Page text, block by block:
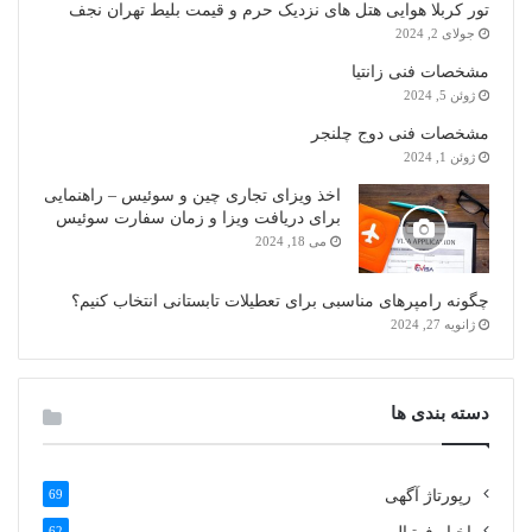
تور کربلا هوایی هتل های نزدیک حرم و قیمت بلیط تهران نجف
جولای 2, 2024
مشخصات فنی زانتیا
ژوئن 5, 2024
مشخصات فنی دوج چلنجر
ژوئن 1, 2024
اخذ ویزای تجاری چین و سوئیس – راهنمایی
برای دریافت ویزا و زمان سفارت سوئیس
می 18, 2024
چگونه رامپرهای مناسبی برای تعطیلات تابستانی انتخاب کنیم؟
ژانویه 27, 2024
دسته بندی ها
رپورتاژ آگهی 69